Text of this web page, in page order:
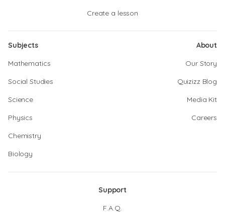
Create a lesson
Subjects
Mathematics
Social Studies
Science
Physics
Chemistry
Biology
About
Our Story
Quizizz Blog
Media Kit
Careers
Support
F.A.Q.